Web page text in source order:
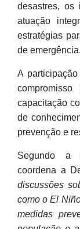
desastres, os
atuação
estratégias
de emergência.
A
capacitação
de
prevenção e
Segundo a
coordena a
discussões
como o El
medidas